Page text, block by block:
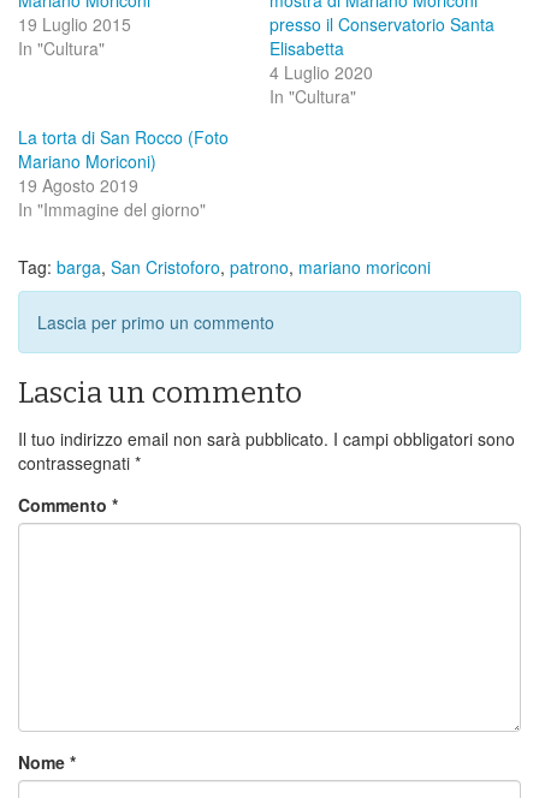
19 Luglio 2015
In "Cultura"
presso il Conservatorio Santa
Elisabetta
4 Luglio 2020
In "Cultura"
La torta di San Rocco (Foto
Mariano Moriconi)
19 Agosto 2019
In "Immagine del giorno"
Tag: barga, San Cristoforo, patrono, mariano moriconi
Lascia per primo un commento
Lascia un commento
Il tuo indirizzo email non sarà pubblicato. I campi obbligatori sono
contrassegnati *
Commento *
Nome *